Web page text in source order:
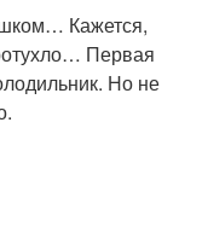
Кажется,
Первая
Но не